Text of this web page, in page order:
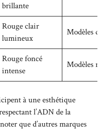
brillante
Rouge clair
lumineux
Modèles
Rouge foncé
intense
Modèles
à une esthétique
l’ADN de la
que d’autres marques